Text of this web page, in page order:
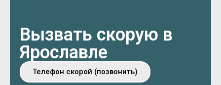
Вызвать скорую в
Ярославле
Телефон скорой (позвонить)